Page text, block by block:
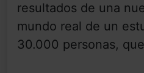
resultados de una
mundo real de un
30.000 personas,